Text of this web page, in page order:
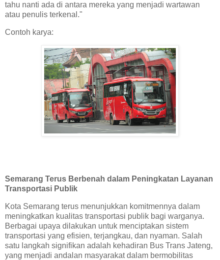
tahu nanti ada di antara mereka yang menjadi wartawan
atau penulis terkenal."
Contoh karya:
Semarang Terus Berbenah dalam Peningkatan Layanan
Transportasi Publik
Kota Semarang terus menunjukkan komitmennya dalam
meningkatkan kualitas transportasi publik bagi warganya.
Berbagai upaya dilakukan untuk menciptakan sistem
transportasi yang efisien, terjangkau, dan nyaman. Salah
satu langkah signifikan adalah kehadiran Bus Trans Jateng,
yang menjadi andalan masyarakat dalam bermobilitas